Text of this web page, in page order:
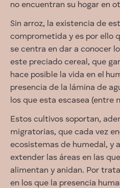
no encuentran su hogar en
Sin arroz, la existencia de
comprometida y es por ello
se centra en dar a conocer
este preciado cereal, que
hace posible la vida en el
presencia de la lámina de
los que esta escasea (entre
Estos cultivos soportan,
migratorias, que cada vez
ecosistemas de humedal, y
extender las áreas en las
alimentan y anidan. Por
en los que la presencia